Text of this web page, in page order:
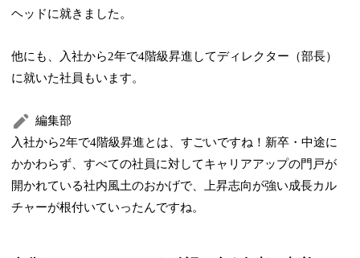
ヘッドに就きました。
他にも、入社から2年で4階級昇進してディレクター（部長）
に就いた社員もいます。
編集部
入社から2年で4階級昇進とは、すごいですね！新卒・中途に
かかわらず、すべての社員に対してキャリアアップの門戸が
開かれている社内風土のおかげで、上昇志向が強い成長カル
チャーが根付いていったんですね。